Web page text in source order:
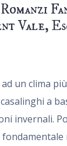
Vale,
un clima
a
invernali.